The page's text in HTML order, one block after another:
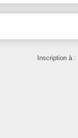
Inscription à :